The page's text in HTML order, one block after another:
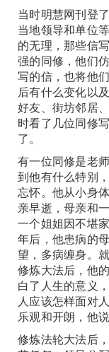
当时明慧网刊登
当地领导和单位
的无理，那些信
强的同修，他们
写的信，也将他
后有什么变化以
好友、街坊邻居
时看了几位同修
了。
有一位同修是老
到他有什么特别
忘怀。他从小身
亲早逝，母亲和
一个姐姐因不堪
年后，他患病的
望，多病缠身。
修炼大法后，他
白了人生的意义
人应该怎样面对
乐观和开朗，他
修炼法轮大法后